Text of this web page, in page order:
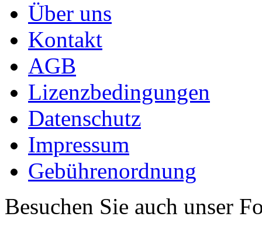
Über uns
Kontakt
AGB
Lizenzbedingungen
Datenschutz
Impressum
Gebührenordnung
Besuchen Sie auch unser